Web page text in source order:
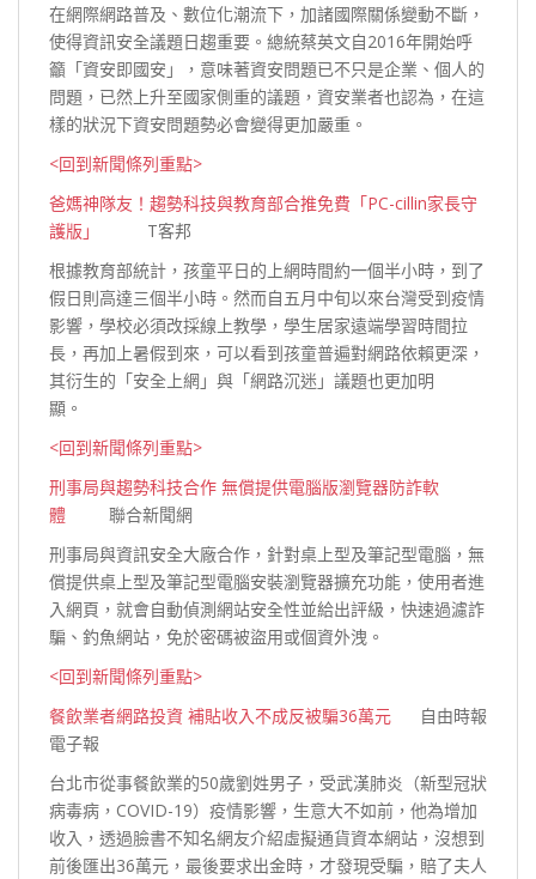
在網際網路普及、數位化潮流下，加諸國際關係變動不斷，
使得資訊安全議題日趨重要。總統蔡英文自2016年開始呼
籲「資安即國安」，意味著資安問題已不只是企業、個人的
問題，已然上升至國家側重的議題，資安業者也認為，在這
樣的狀況下資安問題勢必會變得更加嚴重。
<回到新聞條列重點>
爸媽神隊友！趨勢科技與教育部合推免費「PC-cillin家長守
護版」
T客邦
根據教育部統計，孩童平日的上網時間約一個半小時，到了
假日則高達三個半小時。然而自五月中旬以來台灣受到疫情
影響，學校必須改採線上教學，學生居家遠端學習時間拉
長，再加上暑假到來，可以看到孩童普遍對網路依賴更深，
其衍生的「安全上網」與「網路沉迷」議題也更加明
顯。
<回到新聞條列重點>
刑事局與趨勢科技合作 無償提供電腦版瀏覽器防詐軟
體 聯合新聞網
刑事局與資訊安全大廠合作，針對桌上型及筆記型電腦，無
償提供桌上型及筆記型電腦安裝瀏覽器擴充功能，使用者進
入網頁，就會自動偵測網站安全性並給出評級，快速過濾詐
騙、釣魚網站，免於密碼被盜用或個資外洩。
<回到新聞條列重點>
餐飲業者網路投資 補貼收入不成反被騙36萬元 自由時報
電子報
台北市從事餐飲業的50歲劉姓男子，受武漢肺炎（新型冠狀
病毒病，COVID-19）疫情影響，生意大不如前，他為增加
收入，透過臉書不知名網友介紹虛擬通貨資本網站，沒想到
前後匯出36萬元，最後要求出金時，才發現受騙，賠了夫人